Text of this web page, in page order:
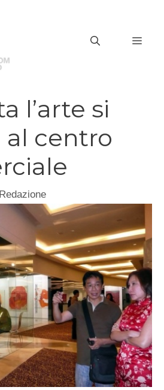
l’arte si
centro
Redazione